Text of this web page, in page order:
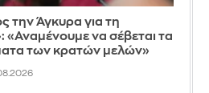
την Άγκυρα για τη
«Αναμένουμε να σέβεται τα
των κρατών μελών»